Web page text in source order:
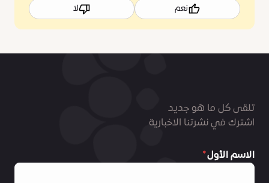
نعم لا
تلقى كل ما هو جديد
اشترك في نشرتنا الاخبارية
الاسم الأول